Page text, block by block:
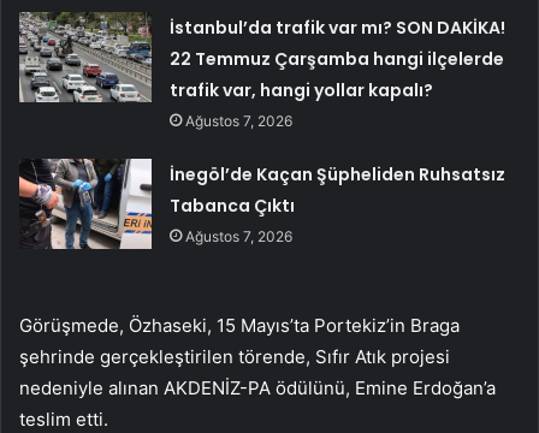
İstanbul’da trafik var mı? SON DAKİKA!
22 Temmuz Çarşamba hangi ilçelerde
trafik var, hangi yollar kapalı?
Ağustos 7, 2026
İnegöl’de Kaçan Şüpheliden Ruhsatsız
Tabanca Çıktı
Ağustos 7, 2026
Görüşmede, Özhaseki, 15 Mayıs’ta Portekiz’in Braga
şehrinde gerçekleştirilen törende, Sıfır Atık projesi
nedeniyle alınan AKDENİZ-PA ödülünü, Emine Erdoğan’a
teslim etti.